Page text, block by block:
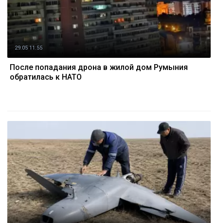
29.05 11:55
После попадания дрона в жилой дом Румыния
обратилась к НАТО